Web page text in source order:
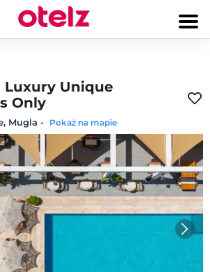
Luxury Unique
Only
Mugla - Pokaż na mapie